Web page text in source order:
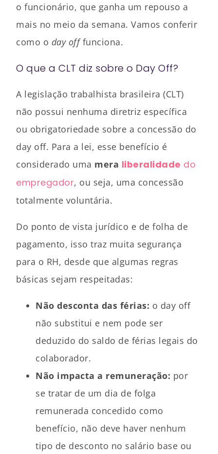
o funcionário, que ganha um repouso a
mais no meio da semana. Vamos conferir
como o day offfunciona.
O que a CLT diz sobre o Day Off?
A legislação trabalhista brasileira (CLT)
não possui nenhuma diretriz específica
ou obrigatoriedade sobre a concessão do
day off. Para a lei, esse benefício é
considerado uma mera liberalidade do
empregador, ou seja, uma concessão
totalmente voluntária.
Do ponto de vista jurídico e de folha de
pagamento, isso traz muita segurança
para o RH, desde que algumas regras
básicas sejam respeitadas:
Não desconta das férias: o day off
não substitui e nem pode ser
deduzido do saldo de férias legais do
colaborador.
Não impacta a remuneração: por
se tratar de um dia de folga
remunerada concedido como
benefício, não deve haver nenhum
tipo de desconto no salário base ou